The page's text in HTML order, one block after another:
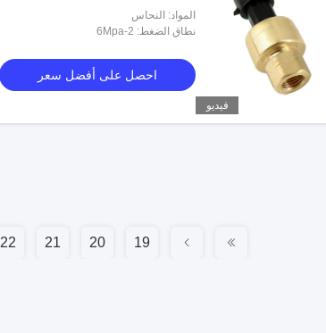
فيديو
المواد: النحاس
نطاق الضغط: 2-6Mpa
احصل على أفضل سعر
19
20
21
22